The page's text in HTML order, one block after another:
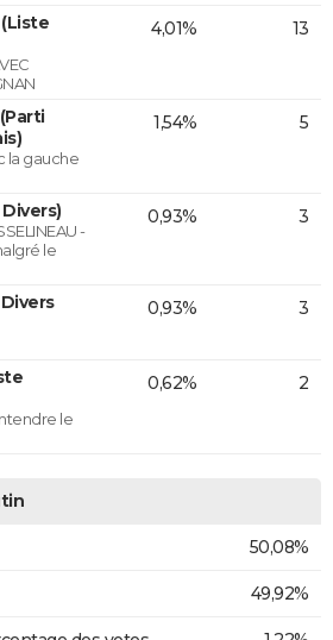
4,01% 13
la gauche
1,54% 5
-
le
0,93% 3
0,93% 3
le
0,62% 2
50,08%
49,92%